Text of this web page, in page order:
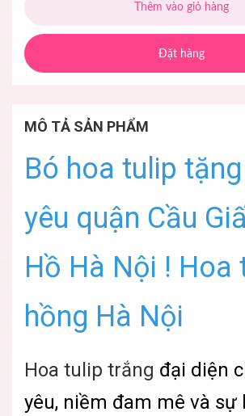
Thêm vào giỏ hàng
Đặt hàng
MÔ TẢ SẢN PHẨM
Bó hoa tulip
yêu quận Cầu
Hồ Hà Nội ! Hoa
hồng Hà Nội
Hoa tulip trắng đại diện
yêu, niềm đam mê và sự